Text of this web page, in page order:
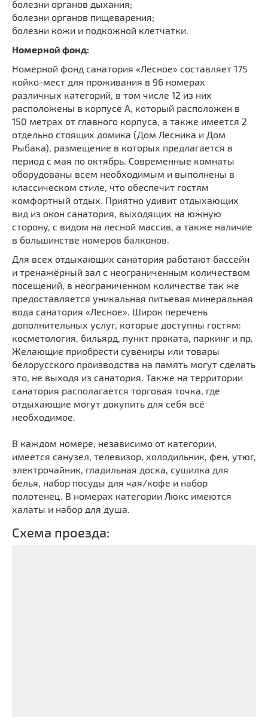
болезни органов дыхания;
болезни органов пищеварения;
болезни кожи и подкожной клетчатки.
Номерной фонд:
Номерной фонд санатория «Лесное» составляет 175
койко-мест для проживания в 96 номерах
различных категорий, в том числе 12 из них
расположены в корпусе А, который расположен в
150 метрах от главного корпуса, а также имеется 2
отдельно стоящих домика (Дом Лесника и Дом
Рыбака), размещение в которых предлагается в
период с мая по октябрь. Современные комнаты
оборудованы всем необходимым и выполнены в
классическом стиле, что обеспечит гостям
комфортный отдых. Приятно удивит отдыхающих
вид из окон санатория, выходящих на южную
сторону, с видом на лесной массив, а также наличие
в большинстве номеров балконов.
Для всех отдыхающих санатория работают бассейн
и тренажёрный зал с неограниченным количеством
посещений, в неограниченном количестве так же
предоставляется уникальная питьевая минеральная
вода санатория «Лесное». Широк перечень
дополнительных услуг, которые доступны гостям:
косметология, бильярд, пункт проката, паркинг и пр.
Желающие приобрести сувениры или товары
белорусского производства на память могут сделать
это, не выходя из санатория. Также на территории
санатория располагается торговая точка, где
отдыхающие могут докупить для себя всё
необходимое.
В каждом номере, независимо от категории,
имеется санузел, телевизор, холодильник, фен, утюг,
электрочайник, гладильная доска, сушилка для
белья, набор посуды для чая/кофе и набор
полотенец. В номерах категории Люкс имеются
халаты и набор для душа.
Схема проезда: